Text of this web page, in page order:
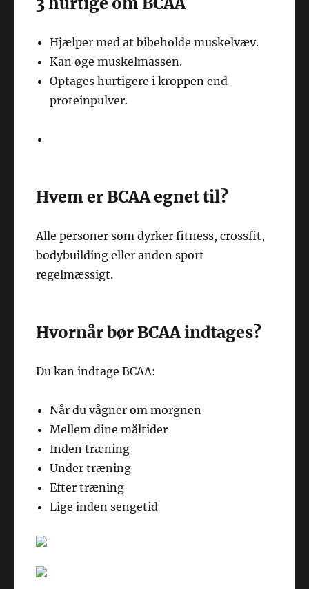
Hjælper med at bibeholde muskelvæv.
Kan øge muskelmassen.
Optages hurtigere i kroppen end
proteinpulver.
Hvem er BCAA egnet til?
Alle personer som dyrker fitness, crossfit,
bodybuilding eller anden sport
regelmæssigt.
Hvornår bør BCAA indtages?
Du kan indtage BCAA:
Når du vågner om morgnen
Mellem dine måltider
Inden træning
Under træning
Efter træning
Lige inden sengetid